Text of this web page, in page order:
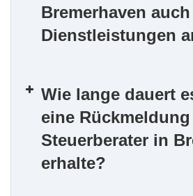
Bremerhaven
Dienstleistungen
Wie lange dauert
eine
Steuerberater in
erhalte?